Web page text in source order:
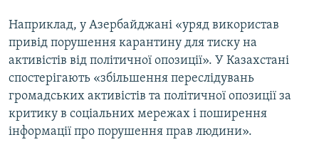
Наприклад, у Азербайджані «уряд використав
привід порушення карантину для тиску на
активістів від політичної опозиції». У Казахстані
спостерігають «збільшення переслідувань
громадських активістів та політичної опозиції за
критику в соціальних мережах і поширення
інформації про порушення прав людини».